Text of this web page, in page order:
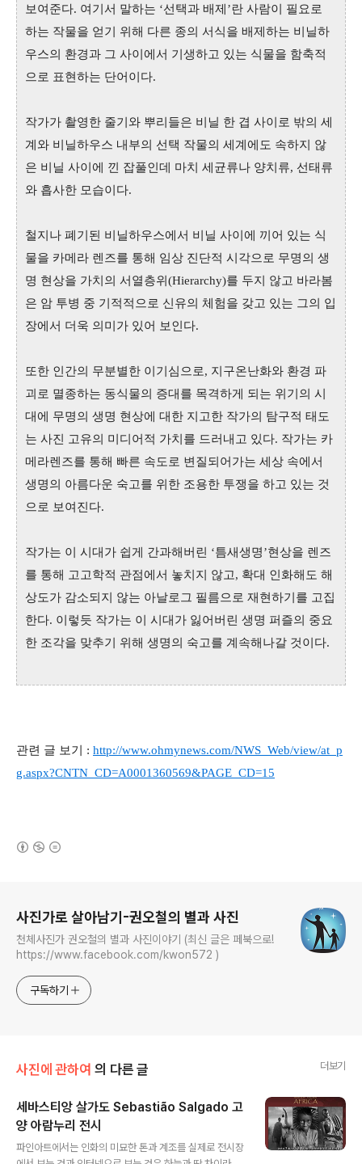
보여준다. 여기서 말하는 ‘선택과 배제’란 사람이 필요로
하는 작물을 얻기 위해 다른 종의 서식을 배제하는 비닐하
우스의 환경과 그 사이에서 기생하고 있는 식물을 함축적
으로 표현하는 단어이다.
작가가 촬영한 줄기와 뿌리들은 비닐 한 겹 사이로 밖의 세
계와 비닐하우스 내부의 선택 작물의 세계에도 속하지 않
은 비닐 사이에 낀 잡풀인데 마치 세균류나 양치류, 선태류
와 흡사한 모습이다.
철지나 폐기된 비닐하우스에서 비닐 사이에 끼어 있는 식
물을 카메라 렌즈를 통해 임상 진단적 시각으로 무명의 생
명 현상을 가치의 서열층위(Hierarchy)를 두지 않고 바라봄
은 암 투병 중 기적적으로 신유의 체험을 갖고 있는 그의 입
장에서 더욱 의미가 있어 보인다.
또한 인간의 무분별한 이기심으로, 지구온난화와 환경 파
괴로 멸종하는 동식물의 증대를 목격하게 되는 위기의 시
대에 무명의 생명 현상에 대한 지고한 작가의 탐구적 태도
는 사진 고유의 미디어적 가치를 드러내고 있다. 작가는 카
메라렌즈를 통해 빠른 속도로 변질되어가는 세상 속에서
생명의 아름다운 숙고를 위한 조용한 투쟁을 하고 있는 것
으로 보여진다.
작가는 이 시대가 쉽게 간과해버린 ‘틈새생명’현상을 렌즈
를 통해 고고학적 관점에서 놓치지 않고, 확대 인화해도 해
상도가 감소되지 않는 아날로그 필름으로 재현하기를 고집
한다. 이렇듯 작가는 이 시대가 잃어버린 생명 퍼즐의 중요
한 조각을 맞추기 위해 생명의 숙고를 계속해나갈 것이다.
관련 글 보기 : http://www.ohmynews.com/NWS_Web/view/at_p
g.aspx?CNTN_CD=A0001360569&PAGE_CD=15
사진가로 살아남기-권오철의 별과 사진
천체사진가 권오철의 별과 사진이야기 (최신 글은 페북으로!
https://www.facebook.com/kwon572 )
구독하기
사진에 관하여 의 다른 글 더보기
세바스티앙 살가도 Sebastião Salgado 고
양 아람누리 전시
파인아트에서는 인화의 미묘한 톤과 계조를 실제로 전시장